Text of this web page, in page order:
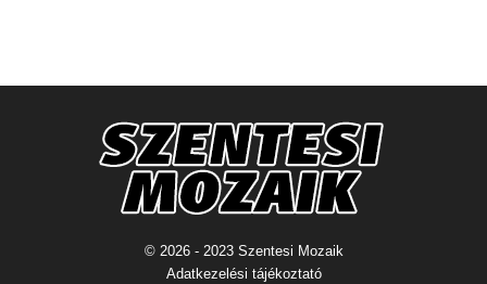
© 2026 - 2023 Szentesi Mozaik
Adatkezelési tájékoztató